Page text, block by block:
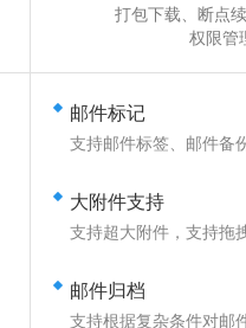
打包下载、断点
权限管
邮件标记
支持邮件标签、邮件备
大附件支持
支持超大附件，支持拖
邮件归档
支持根据复杂条件对邮